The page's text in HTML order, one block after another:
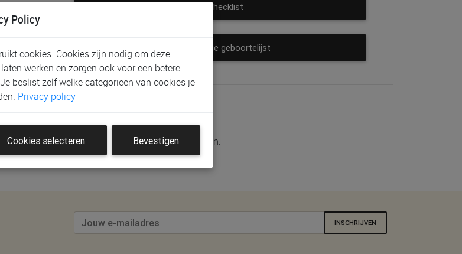
Checklist
Beheer je geboortelijst
Bekijk dan zeker onze handigechecklist.
vragenof je kan ook alles stap voor stapoverlopen.
INSCHRIJVEN
Policy
cookies. Cookies zijn nodig om deze
werken en zorgen ook voor een betere
beslist zelf welke categorieën van cookies je
Privacy policy
Cookies selecteren Bevestigen